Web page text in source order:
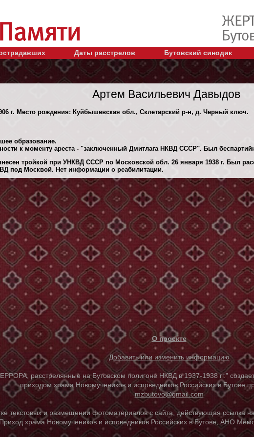
Даты расстрелов Бутовский синодик
Артем Васильевич Давыдов
г. Место рождения: Куйбышевская обл., Склетарский р-н, д. Черный ключ.
образование.
к моменту ареста - "заключенный Дмитлага НКВД СССР". Был
тройкой при УНКВД СССР по Московской обл. 26 января 1938 г. Был
под Москвой. Нет информации о реабилитации.
О проекте
Добавить или изменить информацию
расстрелянные на Бутовском полигоне НКВД в 1937-1938 гг."
приходом храма Новомучеников и исповедников Российских в Бутове
mzbutovo@gmail.com
текстовых и размещении фотоматериалов с сайта, действующая ссылка
храма Новомучеников и исповедников Российских в Бутове, АНО